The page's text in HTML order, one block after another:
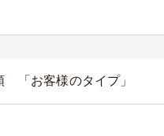
「お客様のタイプ」